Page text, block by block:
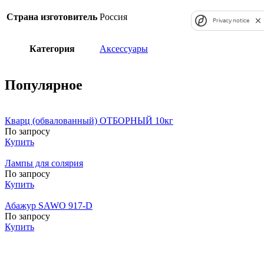
Страна изготовитель Россия
Категория Аксессуары
Популярное
Кварц (обвалованный) ОТБОРНЫЙ 10кг
По запросу
Купить
Лампы для солярия
По запросу
Купить
Абажур SAWO 917-D
По запросу
Купить
Privacy notice